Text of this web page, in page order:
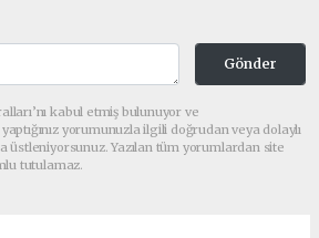
Gönder
kabul etmiş bulunuyor ve
yorumunuzla ilgili doğrudan veya dolaylı
üstleniyorsunuz. Yazılan tüm yorumlardan site
tutulamaz.